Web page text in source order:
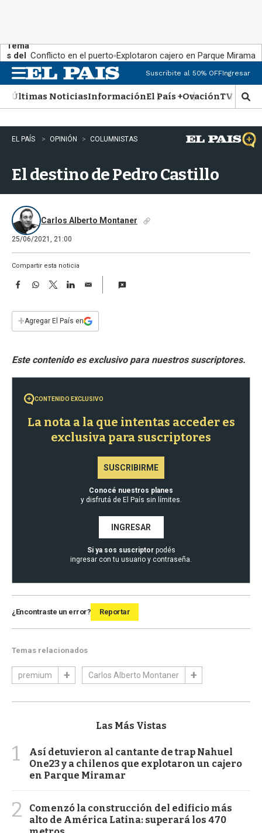
Tema
s del
día:
Conflicto en el puerto Explotaron cajero en Parque Miramar
n
u
Suscribite al 50% OFFIngresar
Últimas NoticiasInformaciónEl País +OvaciónTV Show
M
o
s
t
r
�
d
EL PAÍS OPINIÓN COLUMNISTAS
El destino de Pedro Castillo
Carlos Alberto Montaner
25/06/2021, 21:00
Compartir esta noticia
F
e
b
k
W
s
p
T
w
t
L
n
E
i
l
+Agregar El País en
CONTENIDO EXCLUSIVO
La nota a la que intentas acceder es
exclusiva para suscriptores
SUSCRIBIRME
Conocé nuestros planes
y disfrutá de El País sin límites.
INGRESAR
Si ya sos suscriptorpodés
ingresar con tu usuario y contraseña.
¿Encontraste un error? Reportar
Temas relacionados
premium Carlos Alberto Montaner
Las Más Vistas
1
Así detuvieron al cantante de trap Nahuel
One23 y a chilenos que explotaron un cajero
en Parque Miramar
2
Comenzó la construcción del edificio más
alto de América Latina: superará los 470